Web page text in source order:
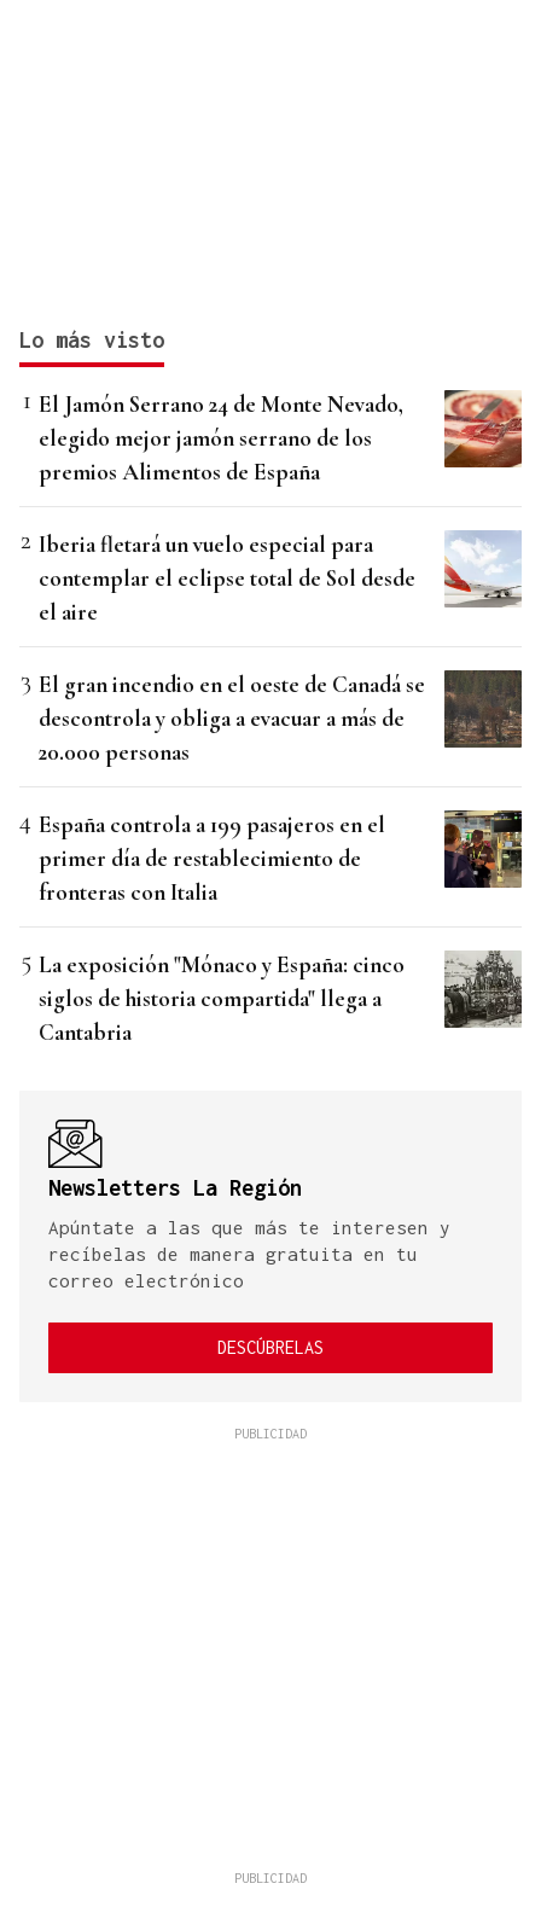
Lo más visto
El Jamón Serrano 24 de Monte Nevado,
elegido mejor jamón serrano de los
premios Alimentos de España
Iberia fletará un vuelo especial para
contemplar el eclipse total de Sol desde
el aire
El gran incendio en el oeste de Canadá se
descontrola y obliga a evacuar a más de
20.000 personas
España controla a 199 pasajeros en el
primer día de restablecimiento de
fronteras con Italia
La exposición "Mónaco y España: cinco
siglos de historia compartida" llega a
Cantabria
Newsletters La Región
Apúntate a las que más te interesen y
recíbelas de manera gratuita en tu
correo electrónico
DESCÚBRELAS